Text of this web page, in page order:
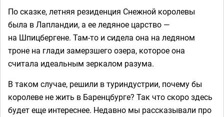
По сказке, летняя резиденция Снежной королевы
была в Лапландии, а ее ледяное царство —
на Шпицбергене. Там-то и сидела она на ледяном
троне на глади замерзшего озера, которое она
считала идеальным зеркалом разума.
В таком случае, решили в туриндустрии, почему бы
королеве не жить в Баренцбурге? Так что скоро здесь
будет еще интереснее. Недавно мы рассказывали про